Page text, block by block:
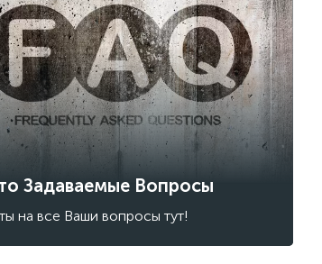
Задаваемые Вопросы
на все Ваши вопросы тут!